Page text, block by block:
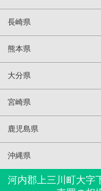
長崎県
熊本県
大分県
宮崎県
鹿児島県
沖縄県
河内郡上三川町大字